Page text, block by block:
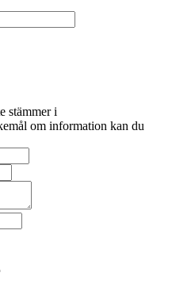
stämmer i
om information kan du